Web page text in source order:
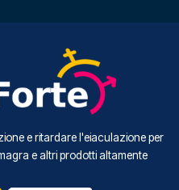
e ritardare l'eiaculazione per
e altri prodotti altamente